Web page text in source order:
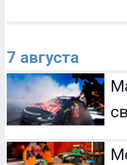
7 августа